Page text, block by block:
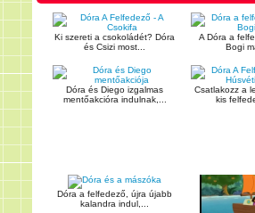
Ki szereti a csokoládét? Dóra
és Csizi most...
A Dóra a
Bogi
Dóra és Diego izgalmas
mentőakcióra indulnak,...
Csatlakozz a
kis
Dóra a felfedező, újra újabb
kalandra indul,...